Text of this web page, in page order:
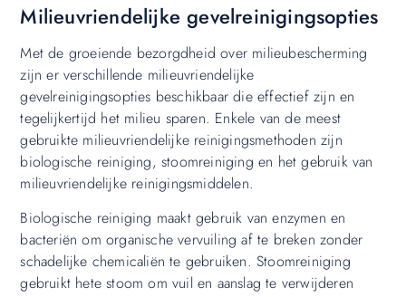
Milieuvriendelijke gevelreinigingsopties
Met de groeiende bezorgdheid over milieubescherming
zijn er verschillende milieuvriendelijke
gevelreinigingsopties beschikbaar die effectief zijn en
tegelijkertijd het milieu sparen. Enkele van de meest
gebruikte milieuvriendelijke reinigingsmethoden zijn
biologische reiniging, stoomreiniging en het gebruik van
milieuvriendelijke reinigingsmiddelen.
Biologische reiniging maakt gebruik van enzymen en
bacteriën om organische vervuiling af te breken zonder
schadelijke chemicaliën te gebruiken. Stoomreiniging
gebruikt hete stoom om vuil en aanslag te verwijderen